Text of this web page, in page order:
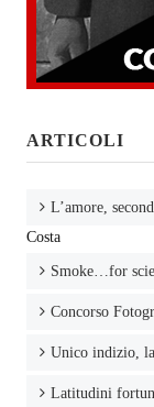
ARTICOLI
L’amore,
Costa
Smoke…for
Concorso
Unico indizio,
Latitudini